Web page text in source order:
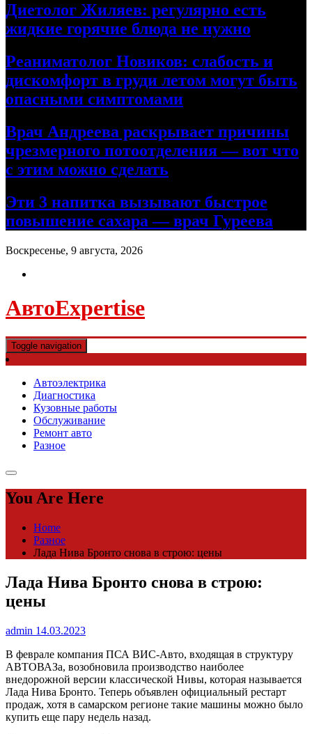
Диетолог Жиляев: регулярно есть
жидкие горячие блюда не нужно
Реаниматолог Новиков: слабость и
дискомфорт в груди летом могут быть
опасными симптомами
Врач Андреева раскрывает причины
чрезмерного потоотделения — вот что
с этим можно сделать
Эти 3 напитка вызывают быстрое
повышение сахара — врач Гуреева
Воскресенье, 9 августа, 2026
АвтоExpertise
Toggle navigation
Автоэлектрика
Диагностика
Кузовные работы
Обслуживание
Ремонт авто
Разное
You Are Here
Home
Разное
Лада Нива Бронто снова в строю: цены
Лада Нива Бронто снова в строю:
цены
admin 14.03.2023
В феврале компания ПСА ВИС-Авто, входящая в структуру
АВТОВАЗа, возобновила производство наиболее
внедорожной версии классической Нивы, которая называется
Лада Нива Бронто. Теперь объявлен официальный рестарт
продаж, хотя в самарском регионе такие машины можно было
купить еще пару недель назад.